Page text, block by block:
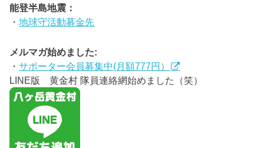
能登半島地震：
・地球守活動募金先
メルマガ始めました:
・サポーター会員募集中(月額777円）
LINE版 黄金村 隊員連絡網始めました（笑）